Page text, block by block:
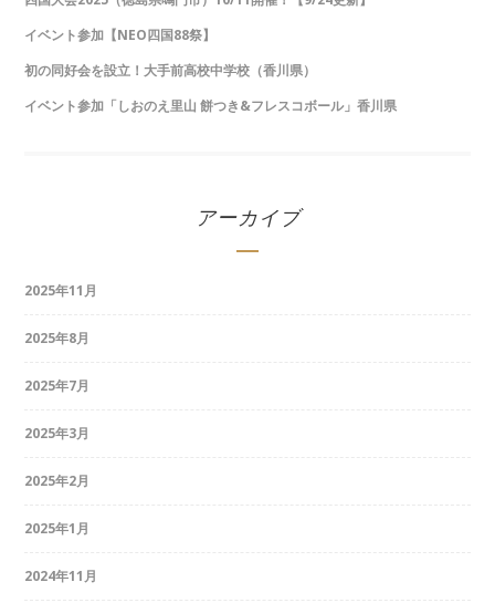
イベント参加【NEO四国88祭】
初の同好会を設立！大手前高校中学校（香川県）
イベント参加「しおのえ里山 餅つき&フレスコボール」香川県
アーカイブ
2025年11月
2025年8月
2025年7月
2025年3月
2025年2月
2025年1月
2024年11月